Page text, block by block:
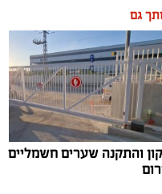
גם
והתקנה שערים חשמליים